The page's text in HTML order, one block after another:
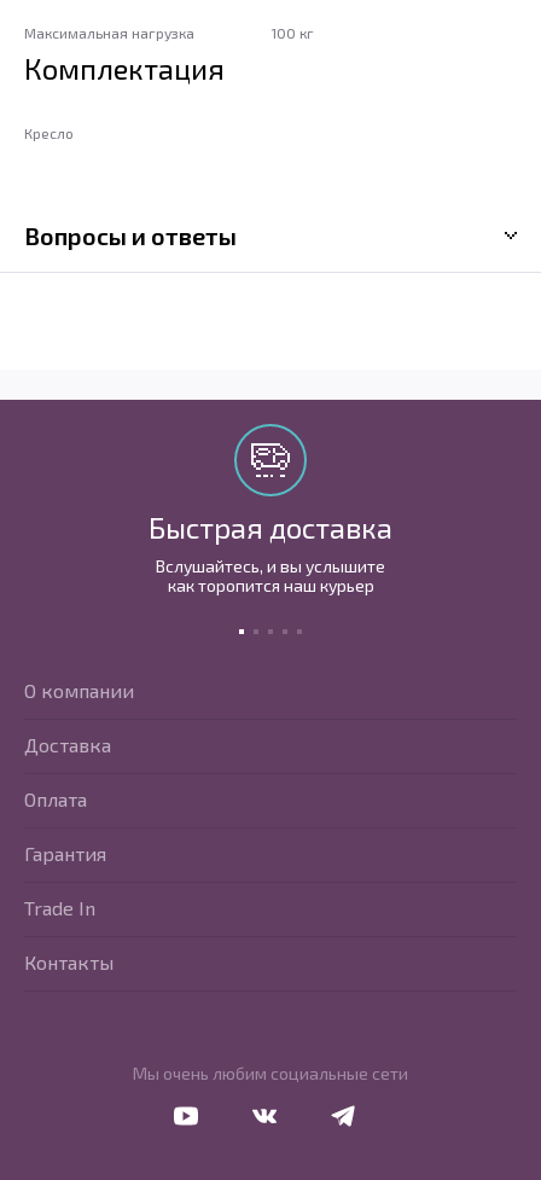
Максимальная нагрузка 100 кг
Комплектация
Кресло
Вопросы и ответы
Быстрая доставка
Вслушайтесь, и вы услышите
как торопится наш курьер
Мы очень любим социальные сети
Перейти в VkontakteПерейти в Telegram
О компании
Доставка
Оплата
Гарантия
Trade In
Контакты